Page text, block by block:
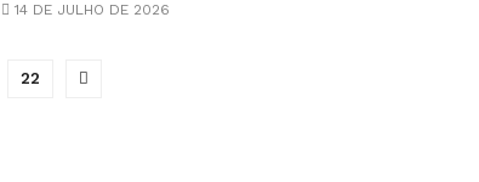
14 DE JULHO DE 2026
22